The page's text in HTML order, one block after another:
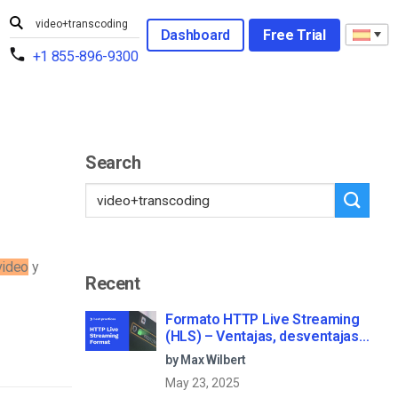
+1 855-896-9300
Dashboard Free Trial
y
Search
Recent
Formato HTTP Live Streaming
(HLS) – Ventajas, desventajas y
cómo funciona
by Max Wilbert
May 23, 2025